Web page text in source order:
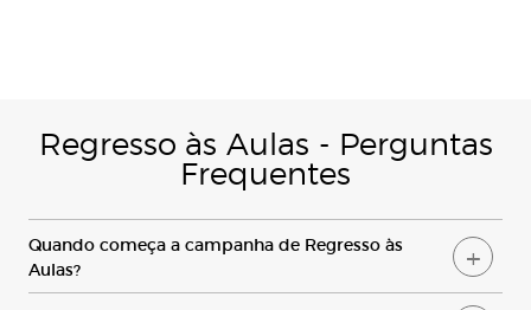
Regresso às Aulas - Perguntas
Frequentes
Quando começa a campanha de Regresso às
Aulas?